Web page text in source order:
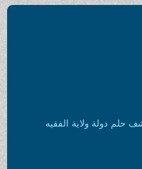
دولة ولاية الفقيه